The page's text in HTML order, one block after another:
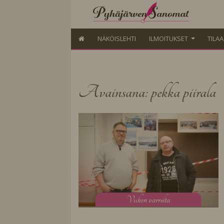
NÄKÖISLEHTI ILMOITUKSET
Avainsana: pekka piirala
Viikon varrelta